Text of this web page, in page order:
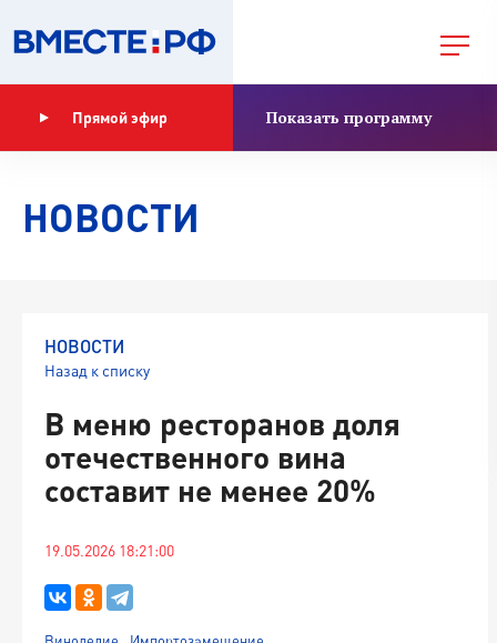
Прямой эфир Показать программу
НОВОСТИ
НОВОСТИ
Назад к списку
В меню ресторанов доля
отечественного вина
составит не менее 20%
19.05.2026 18:21:00